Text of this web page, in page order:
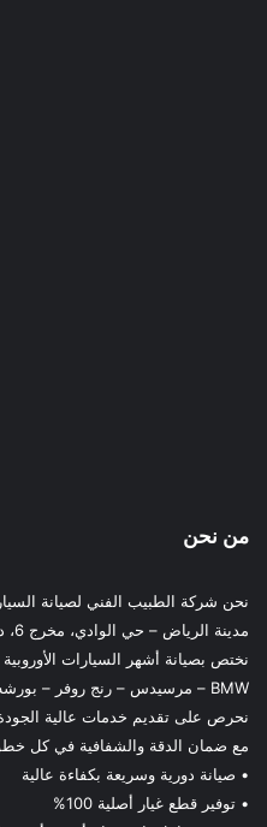
من نحن
نحن شركة الطبيب الفني لصيانة
مدينة الرياض – حي الوادي، مخرج 6، داخل محطة إدريس.
نختص بصيانة أشهر السيارات
BMW – مرسيدس – رنج روفر – بورشه – أودي
نحرص على تقديم خدمات عالية
مع ضمان الدقة والشفافية في كل
• صيانة دورية وسريعة بكفاءة عالية
• توفير قطع غيار أصلية 100%